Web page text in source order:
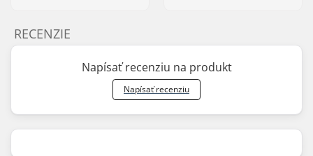
RECENZIE
Napísať recenziu na produkt
Napísať recenziu